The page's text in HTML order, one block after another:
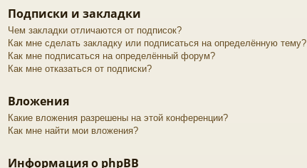
Подписки и закладки
Чем закладки отличаются от подписок?
Как мне сделать закладку или подписаться на определённую тему?
Как мне подписаться на определённый форум?
Как мне отказаться от подписки?
Вложения
Какие вложения разрешены на этой конференции?
Как мне найти мои вложения?
Информация о phpBB